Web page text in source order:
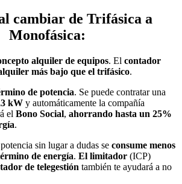
cambiar de Trifásica a
Monofásica:
alquiler de equipos. El contador
más bajo que el trifásico.
de potencia. Se puede contratar una
kW y automáticamente la compañía
el Bono Social, ahorrando hasta un 25%
.
sin lugar a dudas se consume menos
de energía. El limitador (ICP)
de telegestión también te ayudará a no